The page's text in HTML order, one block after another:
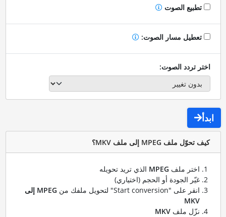
تطبيع الصوت
تعطيل مسار الصوت:
اختر تردد الصوت:
ابدأ
كيف تحوّل ملف MPEG إلى ملف MKV؟
اختر ملف MPEGالذي تريد تحويله
غيّر الجودة أو الحجم (اختياري)
انقر على "Start conversion" لتحويل ملفك من
MPEG إلى
MKV
نزّل ملف MKV